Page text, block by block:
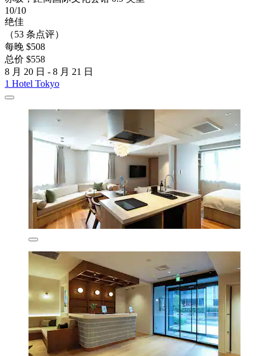
10/10
绝佳
（53 条点评）
每晚 $508
总价 $558
8 月 20 日 - 8 月 21 日
1 Hotel Tokyo